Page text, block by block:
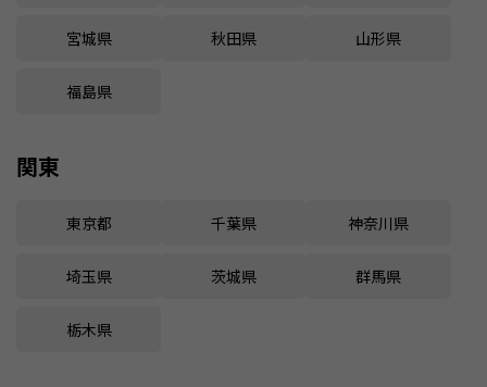
宮城県 秋田県 山形県
福島県
関東
東京都 千葉県 神奈川県
埼玉県 茨城県 群馬県
栃木県